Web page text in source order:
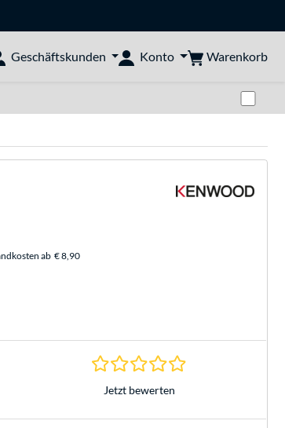
Geschäftskunden Konto Warenkorb
ab € 8,90
0.0 Sterne bei 0
Jetzt bewerten